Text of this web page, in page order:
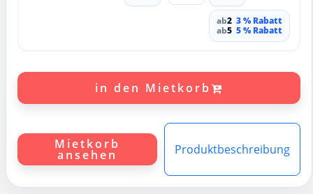
ab2 3 % Rabatt
ab5 5 % Rabatt
in den Mietkorb
Mietkorb
ansehen Produktbeschreibung